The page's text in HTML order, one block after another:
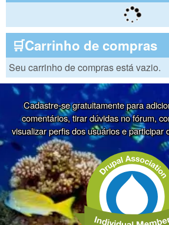
🛒Carrinho de compras
Seu carrinho de compras está vazio.
Cadastre-se gratuitamente para
comentários, tirar dúvidas no fórum,
visualizar perfis dos usuários e participar